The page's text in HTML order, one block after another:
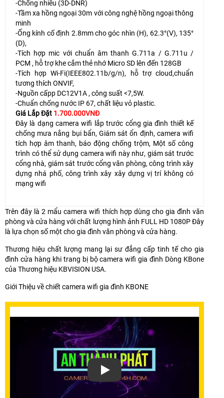
-Chống nhiễu (3D-DNR)
-Tầm xa hồng ngoại 30m với công nghệ hồng ngoại thông
minh
-Ống kính cố định 2.8mm cho góc nhìn (H), 62.3°(V), 135°
(D),
-Tích hợp mic với chuẩn âm thanh G.711a / G.711u /
PCM , hỗ trợ khe cắm thẻ nhớ Micro SD lên đến 128GB
-Tích hợp Wi-Fi(IEEE802.11b/g/n), hỗ trợ cloud,chuẩn
tương thích ONVIF,
-Nguồn cấpp DC12V1A , công suất <7,5W.
-Chuẩn chống nước IP 67, chất liệu vỏ plastic.
Giá Lắp Đặt 1.700.000VNĐ
Đây là dạng camera wifi lắp trước cổng gia đình thiết kế
chống mưa nắng bụi bẩn, Giám sát ổn định, camera wifi
tích hợp âm thanh, báo động chống trộm, Một số công
trình có thể sử dụng camera wifi này như, giám sát trước
cổng nhà, giám sát trước cổng văn phòng, công trình xây
dựng nhá phố, công trình xây xây dựng vị trí không có
mạng wifi
Trên đây là 2 mẩu camera wifi thích hợp dùng cho gia đình văn
phòng và cửa hàng với chất lượng hình ảnh FULL HD 1080P Đây
là lựa chọn số một cho gia đình văn phòng và cửa hàng.
Thương hiệu chất lượng mang lại sư đẳng cấp tinh tế cho gia
đình cửa hàng khi trang bị bộ camera wifi gia đình Dòng KBone
của Thương hiệu KBVISION USA.
Giới Thiệu về chiết camera wifi gia đình KBONE